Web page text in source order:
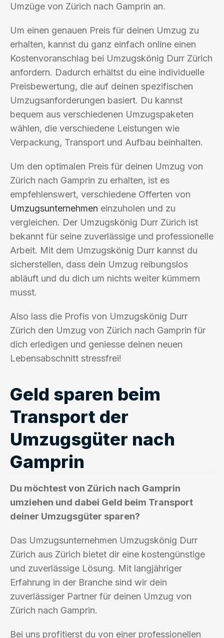
Umzüge von Zürich nach Gamprin an.
Um einen genauen Preis für deinen Umzug zu
erhalten, kannst du ganz einfach online einen
Kostenvoranschlag bei Umzugskönig Durr Zürich
anfordern. Dadurch erhältst du eine individuelle
Preisbewertung, die auf deinen spezifischen
Umzugsanforderungen basiert. Du kannst
bequem aus verschiedenen Umzugspaketen
wählen, die verschiedene Leistungen wie
Verpackung, Transport und Aufbau beinhalten.
Um den optimalen Preis für deinen Umzug von
Zürich nach Gamprin zu erhalten, ist es
empfehlenswert, verschiedene Offerten von
Umzugsunternehmen einzuholen und zu
vergleichen. Der Umzugskönig Durr Zürich ist
bekannt für seine zuverlässige und professionelle
Arbeit. Mit dem Umzugskönig Durr kannst du
sicherstellen, dass dein Umzug reibungslos
abläuft und du dich um nichts weiter kümmern
musst.
Also lass die Profis von Umzugskönig Durr
Zürich den Umzug von Zürich nach Gamprin für
dich erledigen und geniesse deinen neuen
Lebensabschnitt stressfrei!
Geld sparen beim
Transport der
Umzugsgüter nach
Gamprin
Du möchtest von Zürich nach Gamprin
umziehen und dabei Geld beim Transport
deiner Umzugsgüter sparen?
Das Umzugsunternehmen Umzugskönig Durr
Zürich aus Zürich bietet dir eine kostengünstige
und zuverlässige Lösung. Mit langjähriger
Erfahrung in der Branche sind wir dein
zuverlässiger Partner für deinen Umzug von
Zürich nach Gamprin.
Bei uns profitierst du von einer professionellen